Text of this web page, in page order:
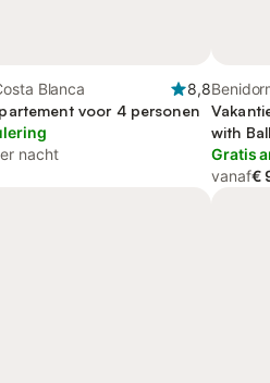
Blanca
8,8
voor 4 personen
nacht
with
Gratis
vanaf€